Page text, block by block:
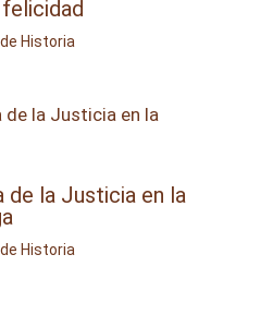
Historia
de la Justicia en la
Historia